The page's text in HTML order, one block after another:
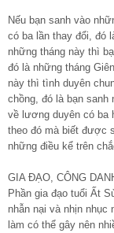
Nếu bạn sanh vào
có ba lần thay đổi, đó
những tháng này thì
đó là những tháng
này thì tình duyên
chồng, đó là bạn sanh
về lương duyên có ba
theo đó mà biết được
những điều kể trên
GIA ĐẠO, CÔNG
Phần gia đạo tuổi Ất
nhẫn nại và nhịn
làm có thể gây nên